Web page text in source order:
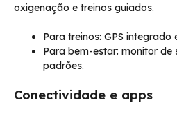
oxigenação e treinos guiados.
Para treinos: GPS integrado
Para bem-estar: monitor
padrões.
Conectividade e apps